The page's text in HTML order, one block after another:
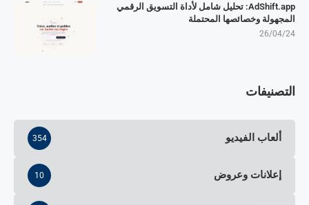
AdShift.app: تحليل شامل لأداة التسويق الرقمي
المجهولة وخصائصها المحتملة
26/04/24
التصنيفات
ألعاب الفيديو 354
إعلانات وعروض 10